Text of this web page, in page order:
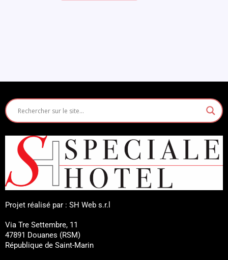
Projet réalisé par : SH Web s.r.l
Via Tre Settembre, 11
47891 Douanes (RSM)
République de Saint-Marin